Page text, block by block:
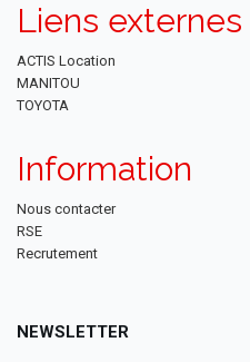
Liens externes
ACTIS Location
MANITOU
TOYOTA
Information
Nous contacter
RSE
Recrutement
NEWSLETTER